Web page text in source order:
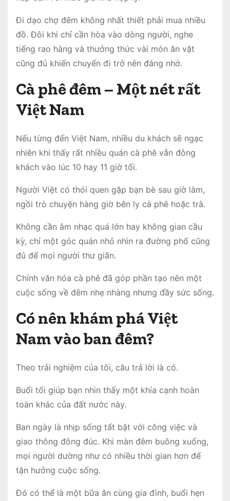
Đi dạo chợ đêm không nhất thiết phải mua nhiều
đồ. Đôi khi chỉ cần hòa vào dòng người, nghe
tiếng rao hàng và thưởng thức vài món ăn vặt
cũng đủ khiến chuyến đi trở nên đáng nhớ.
Cà phê đêm – Một nét rất
Việt Nam
Nếu từng đến Việt Nam, nhiều du khách sẽ ngạc
nhiên khi thấy rất nhiều quán cà phê vẫn đông
khách vào lúc 10 hay 11 giờ tối.
Người Việt có thói quen gặp bạn bè sau giờ làm,
ngồi trò chuyện hàng giờ bên ly cà phê hoặc trà.
Không cần âm nhạc quá lớn hay không gian cầu
kỳ, chỉ một góc quán nhỏ nhìn ra đường phố cũng
đủ để mọi người thư giãn.
Chính văn hóa cà phê đã góp phần tạo nên một
cuộc sống về đêm nhẹ nhàng nhưng đầy sức sống.
Có nên khám phá Việt
Nam vào ban đêm?
Theo trải nghiệm của tôi, câu trả lời là có.
Buổi tối giúp bạn nhìn thấy một khía cạnh hoàn
toàn khác của đất nước này.
Ban ngày là nhịp sống tất bật với công việc và
giao thông đông đúc. Khi màn đêm buông xuống,
mọi người dường như có nhiều thời gian hơn để
tận hưởng cuộc sống.
Đó có thể là một bữa ăn cùng gia đình, buổi hẹn